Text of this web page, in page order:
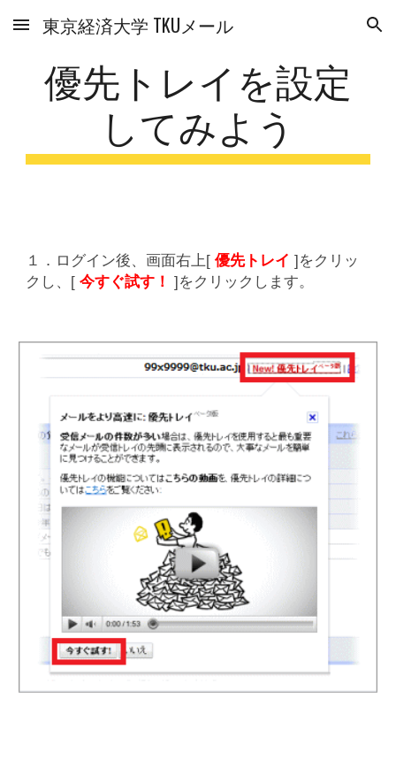
Skip to main content Skip to navigation
東京経済大学 TKUメール
優先トレイを設定
してみよう
１．ログイン後、画面右上[優先トレイ ]をクリッ
クし、[今すぐ試す！ ]をクリックします。